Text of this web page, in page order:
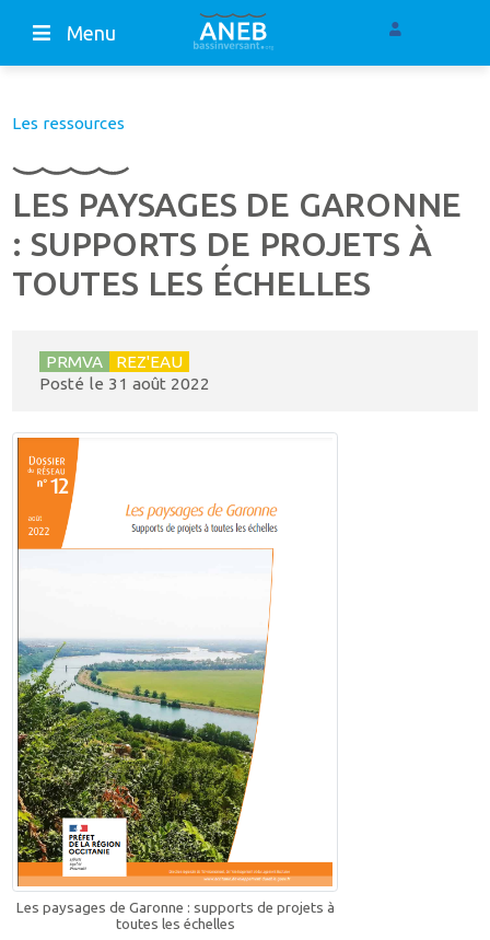
Menu
Les ressources
LES PAYSAGES DE GARONNE
: SUPPORTS DE PROJETS À
TOUTES LES ÉCHELLES
PRMVA
REZ'EAU
Posté le 31 août 2022
Les paysages de Garonne : supports de projets à
toutes les échelles